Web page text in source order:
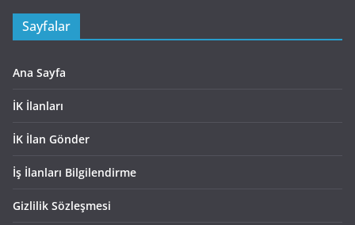
Sayfalar
Ana Sayfa
İK İlanları
İK İlan Gönder
İş İlanları Bilgilendirme
Gizlilik Sözleşmesi